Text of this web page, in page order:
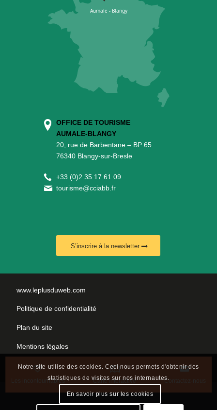
Les incontournables Carte interactive Contactez-nous
OFFICE DE TOURISME
AUMALE-BLANGY
20, rue de Barbentane – BP 65
76340 Blangy-sur-Bresle
+33 (0)2 35 17 61 09
tourisme@cciabb.fr
S’inscrire à la newsletter
www.leplusduweb.com
Politique de confidentialité
Plan du site
Mentions légales
Nous contacter
Notre site utilise des cookies. Ceci nous permets d'obtenir des
statistiques de visites sur nos internautes.
En savoir plus sur les cookies